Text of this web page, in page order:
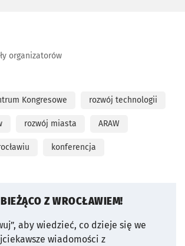
organizatorów
Kongresowe rozwój technologii
rozwój miasta ARAW
konferencja
Z WROCŁAWIEM!
aby wiedzieć, co dzieje się we
wiadomości z